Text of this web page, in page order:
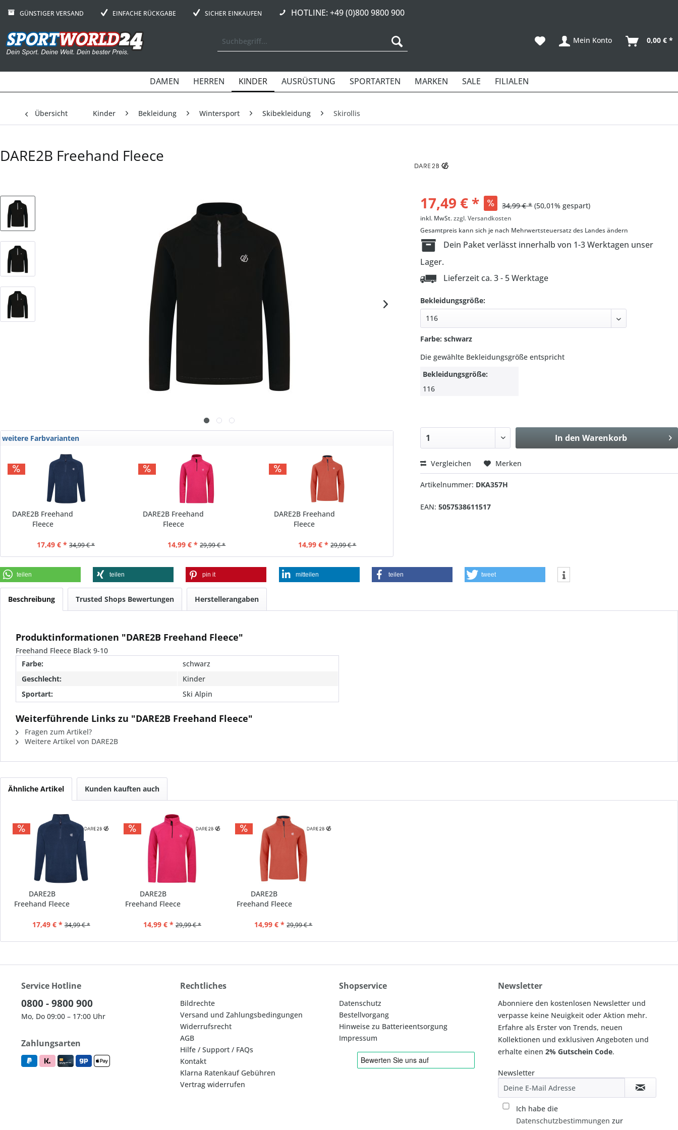
GÜNSTIGER VERSAND EINFACHE RÜCKGABE SICHER EINKAUFEN HOTLINE: +49 (0)800 9800 900
Mein Konto 0,00 € *
DAMEN HERREN KINDER AUSRÜSTUNG SPORTARTEN MARKEN SALE FILIALEN
Übersicht Kinder Bekleidung Wintersport Skibekleidung Skirollis
DARE2B Freehand Fleece
weitere Farbvarianten
DARE2B Freehand
Fleece
17,49 € * 34,99 € *
DARE2B Freehand
Fleece
14,99 € * 29,99 € *
DARE2B Freehand
Fleece
14,99 € * 29,99 € *
17,49 € * 34,99 € * (50,01% gespart)
inkl. MwSt.zzgl. Versandkosten
Gesamtpreis kann sich je nach Mehrwertsteuersatz des Landes ändern
Dein Paket verlässt innerhalb von 1-3 Werktagen unser
Lager.
Lieferzeit ca. 3 - 5 Werktage
Bekleidungsgröße:
Farbe: schwarz
Die gewählte Bekleidungsgröße entspricht
Bekleidungsgröße:
116
In den Warenkorb
Vergleichen Merken
Artikelnummer: DKA357H
EAN:5057538611517
teilen teilen pin it mitteilen teilen tweet
Beschreibung Trusted Shops Bewertungen Herstellerangaben
Produktinformationen "DARE2B Freehand Fleece"
Freehand Fleece Black 9-10
Farbe:
schwarz
Geschlecht:
Kinder
Sportart:
Ski Alpin
Weiterführende Links zu "DARE2B Freehand Fleece"
Fragen zum Artikel?
Weitere Artikel von DARE2B
Ähnliche Artikel Kunden kauften auch
DARE2B
Freehand Fleece
17,49 € * 34,99 € *
DARE2B
Freehand Fleece
14,99 € * 29,99 € *
DARE2B
Freehand Fleece
14,99 € * 29,99 € *
Service Hotline
0800 - 9800 900
Mo, Do 09:00 – 17:00 Uhr
Zahlungsarten
Rechtliches
Bildrechte
Versand und Zahlungsbedingungen
Widerrufsrecht
AGB
Hilfe / Support / FAQs
Kontakt
Klarna Ratenkauf Gebühren
Vertrag widerrufen
Shopservice
Datenschutz
Bestellvorgang
Hinweise zu Batterieentsorgung
Impressum
Newsletter
Abonniere den kostenlosen Newsletter und
verpasse keine Neuigkeit oder Aktion mehr.
Erfahre als Erster von Trends, neuen
Kollektionen und exklusiven Angeboten und
erhalte einen 2% Gutschein Code.
Newsletter
Ich habe die
Datenschutzbestimmungen zur